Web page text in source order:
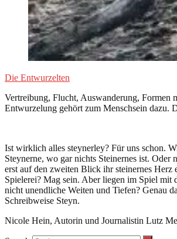
Die Entwurzelten
Vertreibung, Flucht, Auswanderung, Formen
Entwurzelung gehört zum Menschsein dazu.
Ist wirklich alles steynerley? Für uns schon.
Steynerne, wo gar nichts Steinernes ist. Oder
erst auf den zweiten Blick ihr steinernes Herz
Spielerei? Mag sein. Aber liegen im Spiel mit
nicht unendliche Weiten und Tiefen? Genau
Schreibweise Steyn.
Nicole Hein, Autorin und Journalistin Lutz